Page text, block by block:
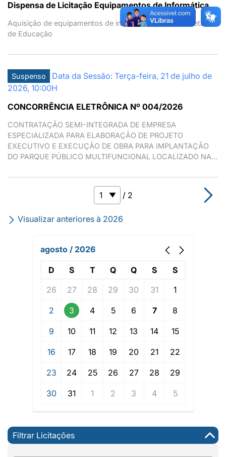
Dispensa de Licitação Equipamentos de Informática
Aquisição de equipamentos de informática para a Secretaria
de Educação
Suspenso
Data da Sessão: Terça-feira, 21 de julho de
2026, 10:00H
CONCORRÊNCIA ELETRÔNICA Nº 004/2026
CONTRATAÇÃO SEMI-INTEGRADA DE EMPRESA
ESPECIALIZADA PARA ELABORAÇÃO DE PROJETO
EXECUTIVO E EXECUÇÃO DE OBRA PARA IMPLANTAÇÃO
DO PARQUE PÚBLICO MULTIFUNCIONAL LOCALIZADO NA
ACIMA, CEP 07631-200, MAIRIPORÃ/ SP.
/ 2
Visualizar anteriores à 2026
agosto / 2026
D S T Q Q S
S
26
27 28 29 30 31 1
2 3 4 5 6 7 8
9 10 11 12 13 14 15
16 17 18 19 20 21 22
23 24 25 26 27 28 29
30 31 1 2 3 4 5
Filtrar Licitações